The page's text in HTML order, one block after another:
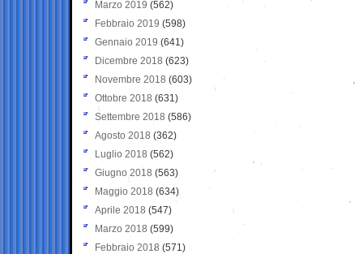
Marzo 2019 (562)
Febbraio 2019 (598)
Gennaio 2019 (641)
Dicembre 2018 (623)
Novembre 2018 (603)
Ottobre 2018 (631)
Settembre 2018 (586)
Agosto 2018 (362)
Luglio 2018 (562)
Giugno 2018 (563)
Maggio 2018 (634)
Aprile 2018 (547)
Marzo 2018 (599)
Febbraio 2018 (571)